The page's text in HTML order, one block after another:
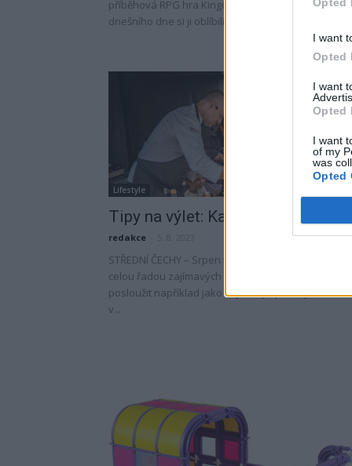
I want
Opted
I want
Opted
I want
of my
was
Opted
příběhová RPG hra Kingdom Come: Deliverance. Do
dnešního dne si ji oblíbili čeští i zahraniční...
Lifestyle
Tipy na výlet: Kam v srpnu na výlet
redakce
STŘEDNÍ ČECHY – Srpen nabízí ve středních Čechách
celou řadou zajímavých kulturních akcí, které mohou
posloužit například jako zajímavý tip na výlet. Také
v...